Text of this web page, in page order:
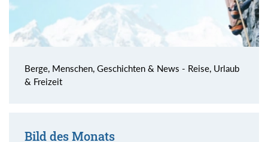
Berge, Menschen, Geschichten & News - Reise, Urlaub
& Freizeit
Bild des Monats